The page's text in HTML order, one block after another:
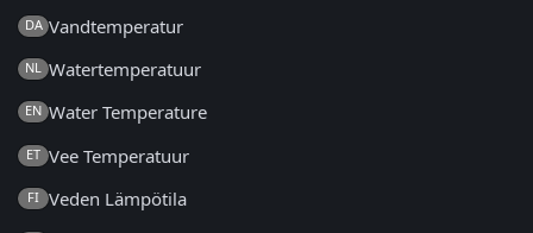
DA Vandtemperatur
NL Watertemperatuur
EN Water Temperature
ET Vee Temperatuur
FI Veden Lämpötila